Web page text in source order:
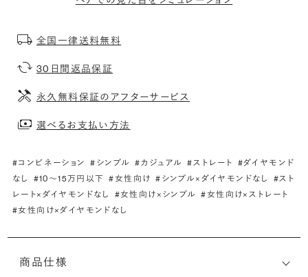
全国一律送料無料
30日間返品保証
永久無料保証のアフターサービス
選べるお支払い方法
#コンビネーション #シンプル #カジュアル #ストレート #ダイヤモンド
なし
#10〜15万円以下 #女性向け #シンプル×ダイヤモンドなし
#スト
レート×ダイヤモンドなし
#女性向け×シンプル #女性向け×ストレート
#女性向け×ダイヤモンドなし
商品仕様